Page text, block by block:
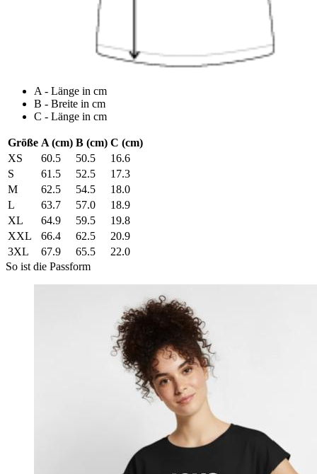
A - Länge in cm
B - Breite in cm
C - Länge in cm
Größe A (cm) B (cm) C (cm)
XS
60.5 50.5
16.6
S
61.5 52.5
17.3
M
62.5 54.5
18.0
L
63.7 57.0
18.9
XL
64.9 59.5
19.8
XXL
66.4 62.5
20.9
3XL
67.9 65.5
22.0
So ist die Passform